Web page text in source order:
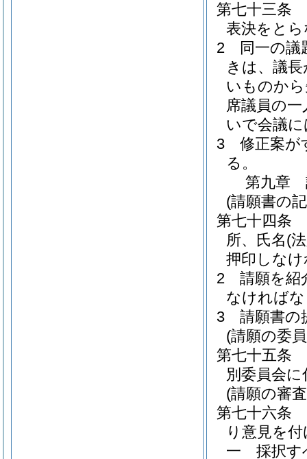
第七十三条
表決をと
2
同一の
きは、議
いものか
席議員の
いで会議
3
修正案が
る。
第九章
(請願書の
第七十四条
所、氏名(
押印しな
2
請願を紹
なければ
3
請願書の
(請願の委
第七十五条
別委員会
(請願の審
第七十六条
り意見を
一
採択す